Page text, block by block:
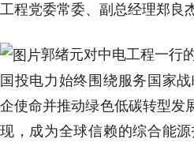
工程党委常委、副总经理郑良
郭绪元对中电工程一行
国投电力始终围绕服务国家
企使命并推动绿色低碳转型发
现，成为全球信赖的综合能